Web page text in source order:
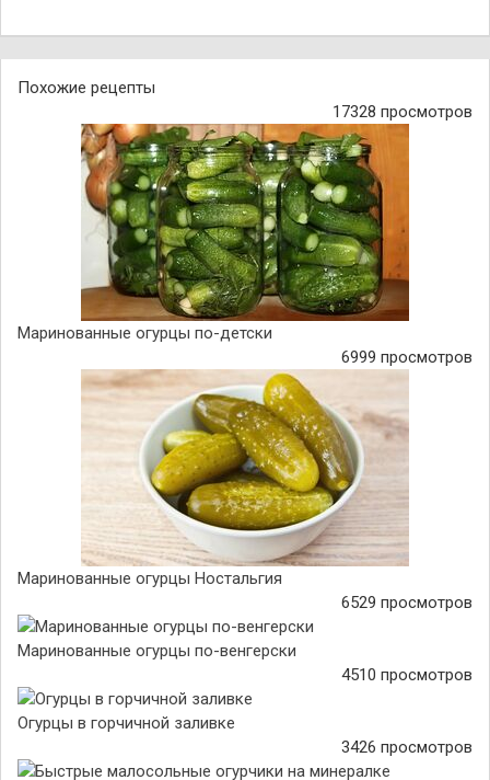
Похожие рецепты
17328 просмотров
Маринованные огурцы по-детски
6999 просмотров
Маринованные огурцы Ностальгия
6529 просмотров
Маринованные огурцы по-венгерски
4510 просмотров
Огурцы в горчичной заливке
3426 просмотров